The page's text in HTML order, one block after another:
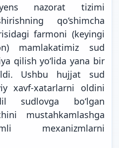
nazorat tizimi
qo‘shimcha
farmoni (keyingi
) mamlakatimiz sud
qilish yo‘lida yana bir
Ushbu hujjat sud
xavf-xatarlarni oldini
sudlovga bo‘lgan
mustahkamlashga
mexanizmlarni